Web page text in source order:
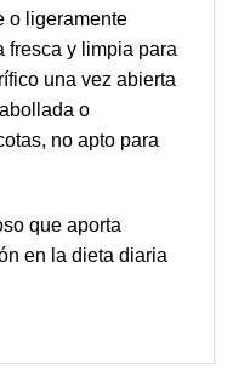
o ligeramente
fresca y limpia para
una vez abierta
o
no apto para
que aporta
en la dieta diaria